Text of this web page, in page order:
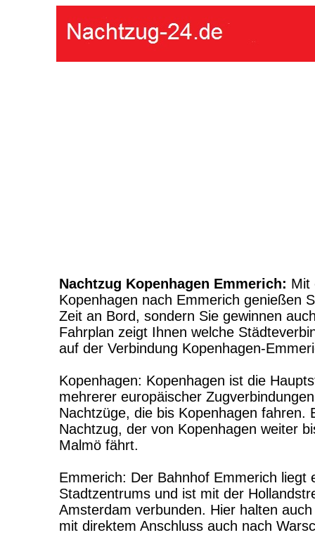
Nachtzug Kopenhagen Emmerich: Mit
Kopenhagen nach Emmerich genießen
Zeit an Bord, sondern Sie gewinnen
Fahrplan zeigt Ihnen welche
auf der Verbindung Kopenhagen-
Kopenhagen: Kopenhagen ist die
mehrerer europäischer
Nachtzüge, die bis Kopenhagen fahren.
Nachtzug, der von Kopenhagen weiter
Malmö fährt.
Emmerich: Der Bahnhof Emmerich liegt
Stadtzentrums und ist mit der
Amsterdam verbunden. Hier halten
mit direktem Anschluss auch nach